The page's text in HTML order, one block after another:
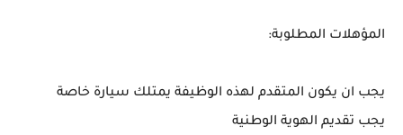
المؤهلات المطلوبة:
يجب ان يكون المتقدم لهذه الوظيفة يمتلك سيارة خاصة
يجب تقديم الهوية الوطنية